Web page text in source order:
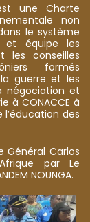
est une Charte
non
le système
et équipe les
les conseilles
formés
guerre et les
négociation et
à CONACCE à
l’éducation des
Carlos
par Le
NOUNGA.